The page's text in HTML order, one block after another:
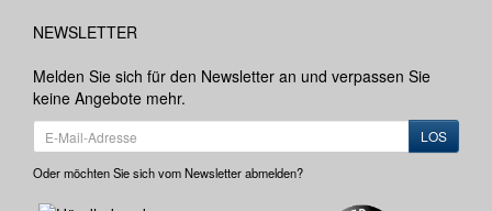
NEWSLETTER
Melden Sie sich für den Newsletter an und verpassen Sie
keine Angebote mehr.
LOS
Oder möchten Sie sich vom Newsletter abmelden?